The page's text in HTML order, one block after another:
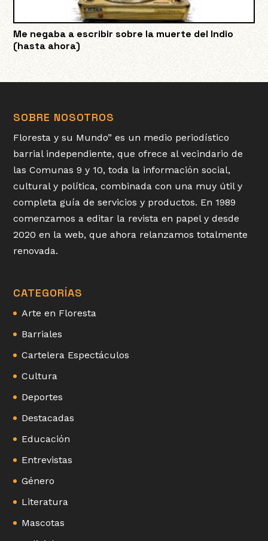
Me negaba a escribir sobre la muerte del Indio
(hasta ahora)
SOBRE NOSOTROS
Floresta y su Mundo” es un medio periodístico
barrial independiente, que ofrece al vecindario de
las Comunas 9 y 10, toda la información social,
cultural y política, combinada con una muy útil y
completa guía de servicios y productos. En 1989
comenzamos a editar la revista en papel y desde
2020 en la web, que ahora relanzamos totalmente
renovada.
CATEGORÍAS
Arte en Floresta
Barriales
Cartelera Espectáculos
Cultura
Deportes
Destacadas
Educación
Entrevistas
Género
Literatura
Mascotas